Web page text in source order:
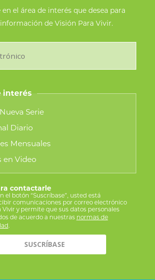
en el área de interés que desea para
de Visión Para Vivir.
interés
Serie
Diario
Mensuales
en Video
contactarle
el botón “Suscríbase”, usted está
comunicaciones por correo electrónico
Vivir y permite que sus datos personales
de acuerdo a nuestras normas de
.